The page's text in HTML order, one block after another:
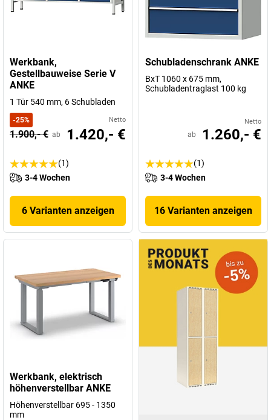
Werkbank,
Gestellbauweise Serie V
ANKE
1 Tür 540 mm, 6 Schubladen
-25% Netto
1.900,- € ab 1.420,- €
(1)
3-4 Wochen
6 Varianten anzeigen
Schubladenschrank ANKE
BxT 1060 x 675 mm,
Schubladentraglast 100 kg
Netto
ab 1.260,- €
(1)
3-4 Wochen
16 Varianten anzeigen
Werkbank, elektrisch
höhenverstellbar ANKE
Höhenverstellbar 695 - 1350
mm